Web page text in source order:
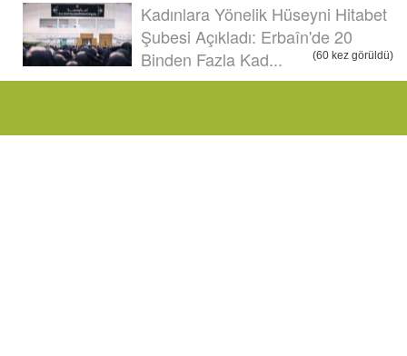
Kadınlara Yönelik Hüseyni Hitabet
Şubesi Açıkladı: Erbaîn'de 20
Binden Fazla Kad...
(60 kez görüldü)